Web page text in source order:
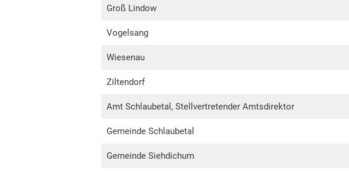
Groß Lindow
Vogelsang
Wiesenau
Ziltendorf
Amt Schlaubetal, Stellvertretender Amtsdirektor
Gemeinde Schlaubetal
Gemeinde Siehdichum